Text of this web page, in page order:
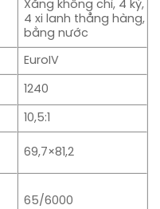
Xăng không chì, 4 kỳ,
4 xi lanh thẳng hàng,
bằng n­ước
EuroIV
1240
10,5:1
69,7×81,2
65/6000